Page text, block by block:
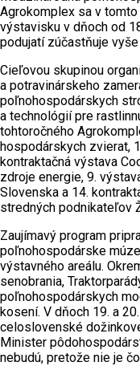
Agrokomplex sa v
výstavisku v dňoch od
podujatí zúčastňuje
Cieľovou skupinou
a potravinárskeho
poľnohospodárskych
a technológií pre
tohtoročného
hospodárskych zvierat,
kontraktačná výstava
zdroje energie, 9.
Slovenska a 14.
stredných podnikateľov
Zaujímavý program
poľnohospodárske
výstavného areálu.
senobrania,
poľnohospodárskych
kosení. V dňoch 19. a
celoslovenské
Minister
nebudú, pretože nie je